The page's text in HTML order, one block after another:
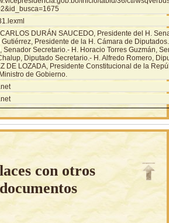
DURÁN SAUCEDO, Presidente del H.
Gutiérrez, Presidente de la H. Cámara de
Senador Secretario.- H. Horacio Torres Guzmán,
Diputado Secretario.- H. Alfredo Romero,
DE LOZADA, Presidente Constitucional de la
de Gobierno.
con otros
documentos